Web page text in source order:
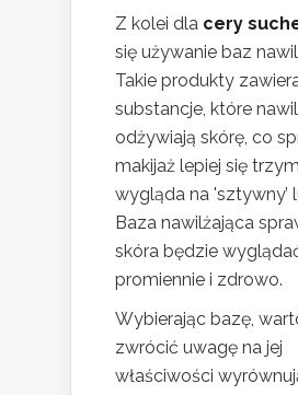
Z kolei dla cery
się używanie baz
Takie produkty
substancje, które
odżywiają skórę, co
makijaż lepiej się
wygląda na 'sztywny’
Baza nawilżająca
skóra będzie
promiennie i zdrowo.
Wybierając bazę,
zwrócić uwagę na jej
właściwości